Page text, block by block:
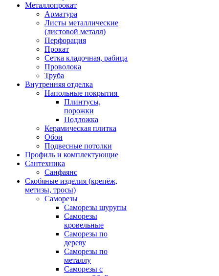
Металлопрокат
Арматура
Листы металлические
(листовой металл)
Перфорация
Прокат
Сетка кладочная, рабица
Проволока
Труба
Внутренняя отделка
Напольные покрытия
Плинтусы,
порожки
Подложка
Керамическая плитка
Обои
Подвесные потолки
Профиль и комплектующие
Сантехника
Санфаянс
Скобяные изделия (крепёж,
метизы, тросы)
Саморезы
Саморезы шурупы
Саморезы
кровельные
Саморезы по
дереву
Саморезы по
металлу
Саморезы с